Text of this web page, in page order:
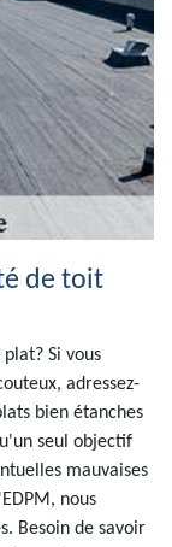
de toit
Si vous
adressez-
bien étanches
seul objectif
mauvaises
nous
Besoin de savoir